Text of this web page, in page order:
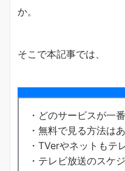
か。
そこで本記事では、
・どのサービスが一
・無料で見る方法は
・TVerやネットもテ
・テレビ放送のスケ